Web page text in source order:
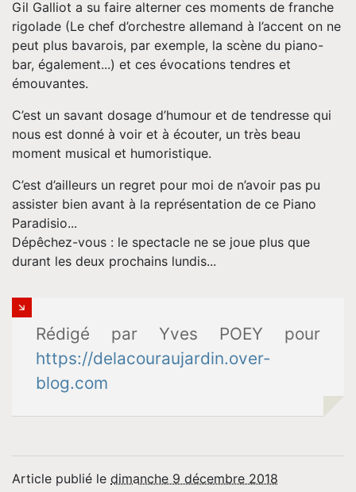
Gil Galliot a su faire alterner ces moments de franche
rigolade (Le chef d’orchestre allemand à l’accent on ne
peut plus bavarois, par exemple, la scène du piano-
bar, également...) et ces évocations tendres et
émouvantes.
C’est un savant dosage d’humour et de tendresse qui
nous est donné à voir et à écouter, un très beau
moment musical et humoristique.
C’est d’ailleurs un regret pour moi de n’avoir pas pu
assister bien avant à la représentation de ce Piano
Paradisio...
Dépêchez-vous : le spectacle ne se joue plus que
durant les deux prochains lundis...
Rédigé par Yves POEY pour
https://delacouraujardin.over-
blog.com
Article publié le dimanche 9 décembre 2018